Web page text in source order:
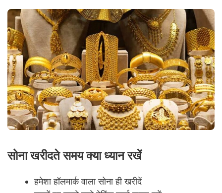
सोना खरीदते समय क्या ध्यान रखें
हमेशा हॉलमार्क वाला सोना ही खरीदें